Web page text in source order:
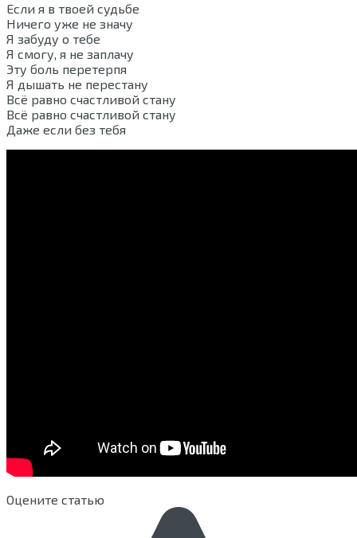
Если я в твоей судьбе
Ничего уже не значу
Я забуду о тебе
Я смогу, я не заплачу
Эту боль перетерпя
Я дышать не перестану
Всё равно счастливой стану
Всё равно счастливой стану
Даже если без тебя
Оцените статью